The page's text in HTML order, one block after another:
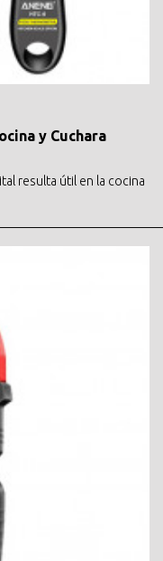
y Cuchara
resulta útil en la cocina